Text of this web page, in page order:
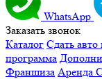
WhatsApp
Заказать звонок
Каталог Сдать авто
программа
Франшиза Аренда